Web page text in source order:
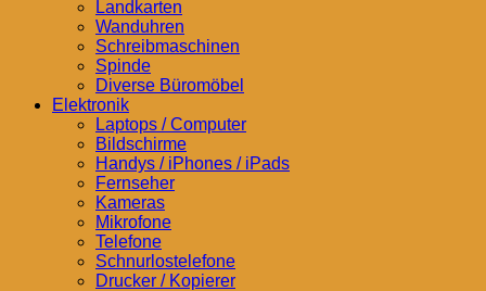
Landkarten
Wanduhren
Schreibmaschinen
Spinde
Diverse Büromöbel
Elektronik
Laptops / Computer
Bildschirme
Handys / iPhones / iPads
Fernseher
Kameras
Mikrofone
Telefone
Schnurlostelefone
Drucker / Kopierer